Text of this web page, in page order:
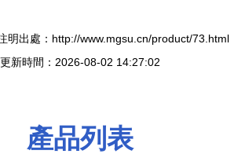
明出處：http://www.mgsu.cn/product/73.html
更新時間：2026-08-02 14:27:02
產品列表